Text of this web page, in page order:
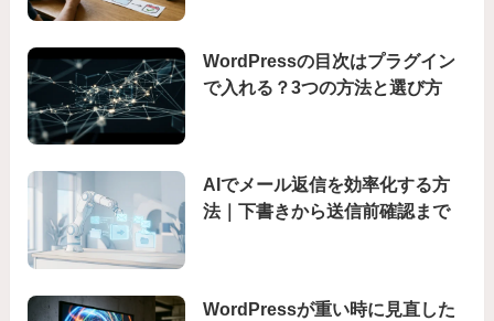
WordPressの目次はプラグイン
で入れる？3つの方法と選び方
AIでメール返信を効率化する方
法｜下書きから送信前確認まで
WordPressが重い時に見直した